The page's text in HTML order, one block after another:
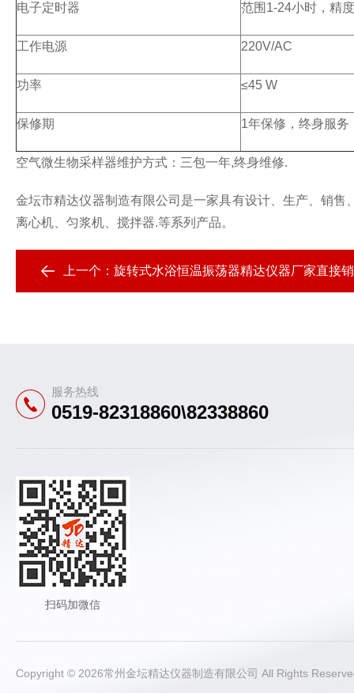
电子定时器 范围1-24小时，精
工作电源 220V/AC
功率 ≤45 W
保修期 1年保修，终身服务
空气微生物采样器维护方式：三包一年,终身维修.
金坛市精达仪器制造有限公司是一家具有设计、生产、销
离心机、匀浆机、搅拌器.等系列产品。
上一个： 旋转式水浴恒温振荡器精达仪器厂家直接
服务热线
0519-82318860\82338860
扫码加微信
Copyright © 2026常州金坛精达仪器制造有限公司 All Rights